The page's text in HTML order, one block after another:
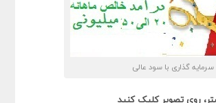
سرمایه گذاری با سود عالی
روی تصویر کلیک کنید